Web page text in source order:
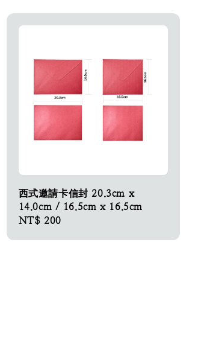
西式邀請卡信封 20.3cm x
14.0cm / 16.5cm x 16.5cm
Regular
NT$ 200